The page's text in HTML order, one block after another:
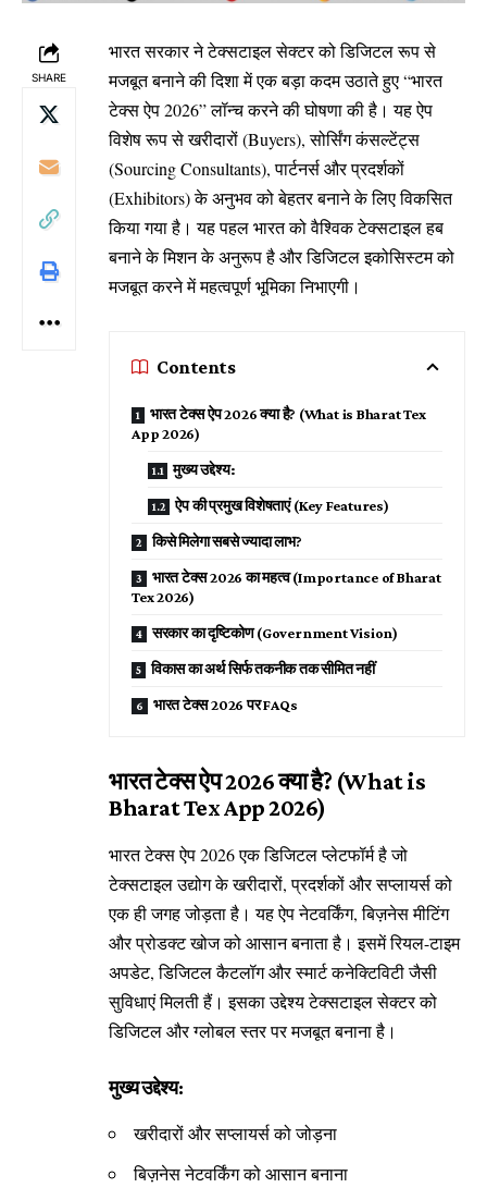
SHARE
भारत सरकार ने टेक्सटाइल सेक्टर को डिजिटल रूप से
मजबूत बनाने की दिशा में एक बड़ा कदम उठाते हुए “भारत
टेक्स ऐप 2026” लॉन्च करने की घोषणा की है। यह ऐप
विशेष रूप से खरीदारों (Buyers), सोर्सिंग कंसल्टेंट्स
(Sourcing Consultants), पार्टनर्स और प्रदर्शकों
(Exhibitors) के अनुभव को बेहतर बनाने के लिए विकसित
किया गया है। यह पहल भारत को वैश्विक टेक्सटाइल हब
बनाने के मिशन के अनुरूप है और डिजिटल इकोसिस्टम को
मजबूत करने में महत्वपूर्ण भूमिका निभाएगी।
Contents
भारत टेक्स ऐप 2026 क्या है? (What is Bharat Tex
App 2026)
मुख्य उद्देश्य:
ऐप की प्रमुख विशेषताएं (Key Features)
किसे मिलेगा सबसे ज्यादा लाभ?
भारत टेक्स 2026 का महत्व (Importance of Bharat
Tex 2026)
सरकार का दृष्टिकोण (Government Vision)
विकास का अर्थ सिर्फ तकनीक तक सीमित नहीं
भारत टेक्स 2026 पर FAQs
भारत टेक्स ऐप 2026 क्या है? (What is
Bharat Tex App 2026)
भारत टेक्स ऐप 2026 एक डिजिटल प्लेटफॉर्म है जो
टेक्सटाइल उद्योग के खरीदारों, प्रदर्शकों और सप्लायर्स को
एक ही जगह जोड़ता है। यह ऐप नेटवर्किंग, बिज़नेस मीटिंग
और प्रोडक्ट खोज को आसान बनाता है। इसमें रियल-टाइम
अपडेट, डिजिटल कैटलॉग और स्मार्ट कनेक्टिविटी जैसी
सुविधाएं मिलती हैं। इसका उद्देश्य टेक्सटाइल सेक्टर को
डिजिटल और ग्लोबल स्तर पर मजबूत बनाना है।
मुख्य उद्देश्य:
खरीदारों और सप्लायर्स को जोड़ना
बिज़नेस नेटवर्किंग को आसान बनाना